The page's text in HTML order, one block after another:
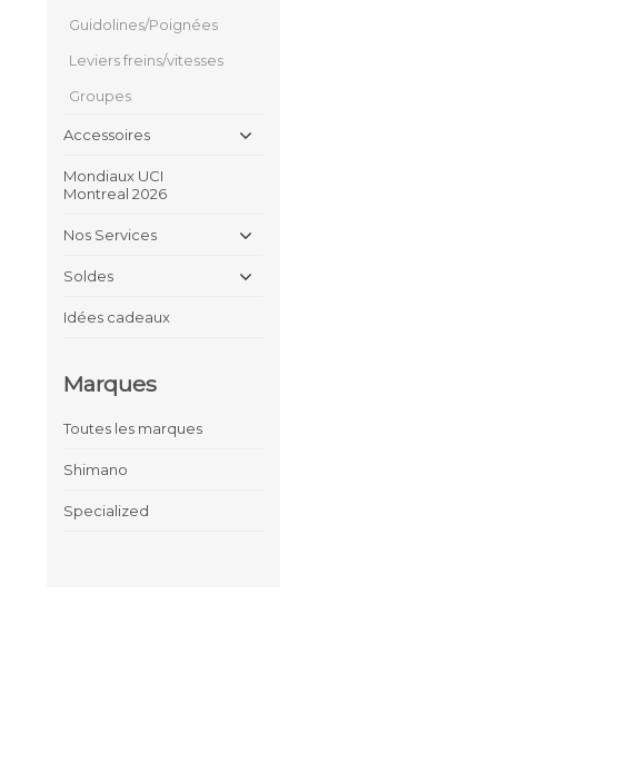
Guidolines/Poignées
Leviers freins/vitesses
Groupes
Accessoires
Mondiaux UCI
Montreal 2026
Nos Services
Soldes
Idées cadeaux
Marques
Toutes les marques
Shimano
Specialized